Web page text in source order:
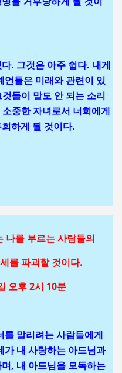
. 그것은 아주 쉽다. 내게
언들은 미래와 관련이 있
들이 말도 안 되는 소리
중한 자녀로서 너희에게
하게 될 것이다.
나를 부르는 사람들의
를 파괴할 것이다.
오후 2시 10분
를 말리려는 사람들에게
가 내 사랑하는 아드님과
, 내 아드님을 모독하는